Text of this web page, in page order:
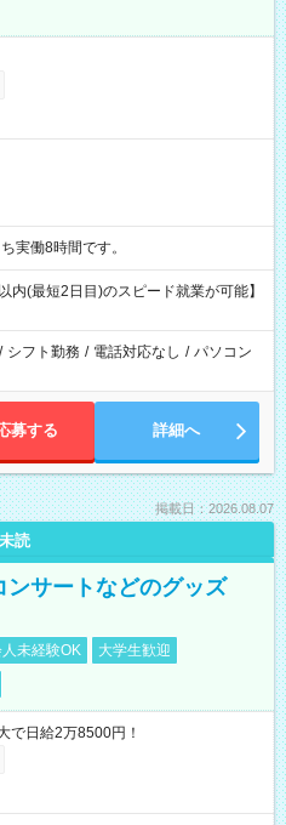
のうち実働8時間です。
内(最短2日目)のスピード就業が可能】
/ シフト勤務 / 電話対応なし / パソコン
募する 詳細へ
掲載日：2026.08.07
未読
ンサートなどのグッズ
未経験OK
大学生歓迎
日給2万8500円！